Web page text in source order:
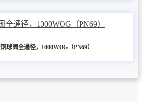
球阀全通径，1000WOG（PN69）